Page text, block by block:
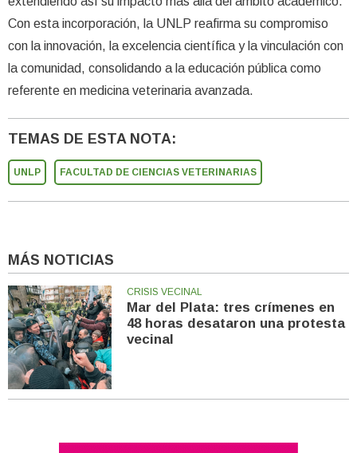
Con esta incorporación, la UNLP reafirma su compromiso
con la innovación, la excelencia científica y la vinculación con
la comunidad, consolidando a la educación pública como
referente en medicina veterinaria avanzada.
TEMAS DE ESTA NOTA:
UNLP FACULTAD DE CIENCIAS VETERINARIAS
MÁS NOTICIAS
CRISIS VECINAL
Mar del Plata: tres crímenes en
48 horas desataron una protesta
vecinal